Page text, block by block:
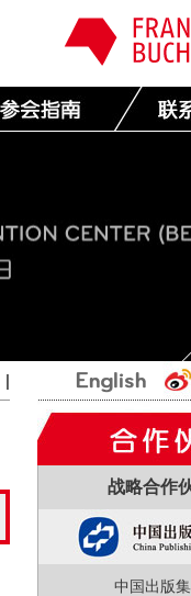
|
战略合作
中国出版